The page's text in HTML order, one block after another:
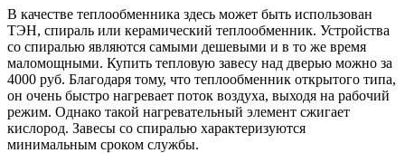
В качестве теплообменника здесь может быть использован
ТЭН, спираль или керамический теплообменник. Устройства
со спиралью являются самыми дешевыми и в то же время
маломощными. Купить тепловую завесу над дверью можно за
4000 руб. Благодаря тому, что теплообменник открытого типа,
он очень быстро нагревает поток воздуха, выходя на рабочий
режим. Однако такой нагревательный элемент сжигает
кислород. Завесы со спиралью характеризуются
минимальным сроком службы.